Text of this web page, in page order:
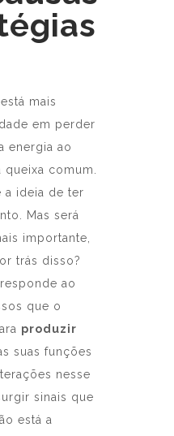
mais
em perder
energia ao
comum.
a ideia de ter
Mas será
importante,
trás disso?
ao
que o
produzir
suas funções
nesse
sinais que
está a